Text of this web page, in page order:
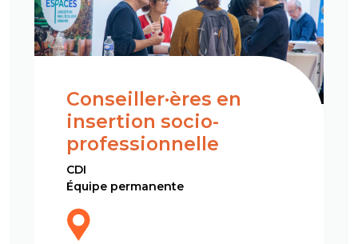
Conseiller·ères en
insertion socio-
professionnelle
CDI
Équipe permanente